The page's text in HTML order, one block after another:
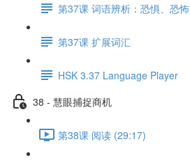
第37课 词语辨析：恐惧、恐怖
第37课 扩展词汇
HSK 3.37 Language Player
38 - 慧眼捕捉商机
第38课 阅读 (29:17)